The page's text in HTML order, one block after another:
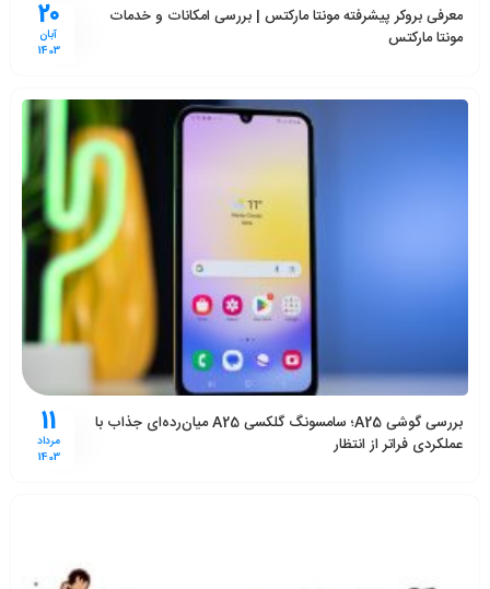
20
آبان
1403
معرفی بروکر پیشرفته مونتا مارکتس | بررسی امکانات و خدمات
مونتا مارکتس
11
مرداد
1403
بررسی گوشی A25؛ سامسونگ گلکسی A25 میان‌رده‌ای جذاب با
عملکردی فراتر از انتظار